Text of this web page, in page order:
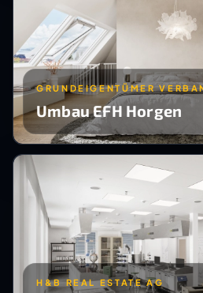
GRUNDEIGENTÜMER
Umbau EFH Horgen
H&B REAL ESTATE AG